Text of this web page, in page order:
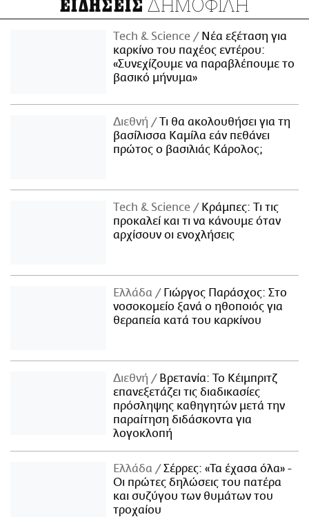
ΕΙΔΗΣΕΙΣ
Τech & Science
Νέα εξέταση για
καρκίνο του παχέος εντέρου:
«Συνεχίζουμε να παραβλέπουμε το
βασικό μήνυμα»
Διεθνή
Τι θα ακολουθήσει για τη
βασίλισσα Καμίλα εάν πεθάνει
πρώτος ο βασιλιάς Κάρολος;
Τech & Science
Κράμπες: Τι τις
προκαλεί και τι να κάνουμε όταν
αρχίσουν οι ενοχλήσεις
Ελλάδα
Γιώργος Παράσχος: Στο
νοσοκομείο ξανά ο ηθοποιός για
θεραπεία κατά του καρκίνου
Διεθνή
Βρετανία: Το Κέιμπριτζ
επανεξετάζει τις διαδικασίες
πρόσληψης καθηγητών μετά την
παραίτηση διδάσκοντα για
λογοκλοπή
Ελλάδα
Σέρρες: «Τα έχασα όλα» -
Οι πρώτες δηλώσεις του πατέρα
και συζύγου των θυμάτων του
τροχαίου